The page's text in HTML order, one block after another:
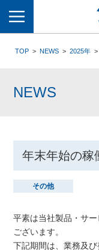
TOP NEWS 2025年
NEWS
年末年始の稼
その他
平素は当社製品・サ
ございます。
下記期間は、業務及び